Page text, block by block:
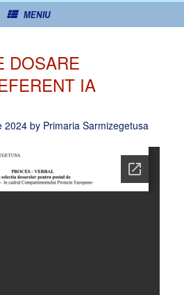
MENIU
DOSARE
IA
2024 by Primaria Sarmizegetusa